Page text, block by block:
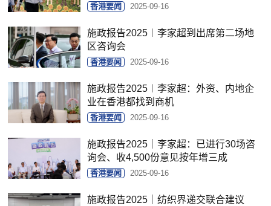
香港要闻 2025-09-16
施政报告2025︱李家超到出席第二场地
区咨询会
香港要闻 2025-09-16
施政报告2025︱李家超：外资、内地企
业在香港都找到商机
香港要闻 2025-09-16
施政报告2025｜李家超：已进行30场咨
询会、收4,500份意见按年增三成
香港要闻 2025-09-16
施政报告2025｜纺织界递交联合建议